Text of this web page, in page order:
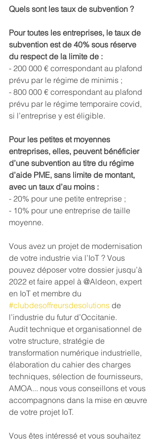
Quels sont les taux de subvention ?
Pour toutes les entreprises, le taux de
subvention est de 40% sous réserve
du respect de la limite de :
- 200 000 € correspondant au plafond
prévu par le régime de minimis ;
- 800 000 € correspondant au plafond
prévu par le régime temporaire covid,
si l’entreprise y est éligible.
Pour les petites et moyennes
entreprises, elles, peuvent bénéficier
d’une subvention au titre du régime
d’aide PME, sans limite de montant,
avec un taux d’au moins :
- 20% pour une petite entreprise ;
- 10% pour une entreprise de taille
moyenne.
Vous avez un projet de modernisation
de votre industrie via l’IoT ? Vous
pouvez déposer votre dossier jusqu’à
2022 et faire appel à @Aldeon, expert
en IoT et membre du
#clubdesoffreursdesolutions de
l’industrie du futur d’Occitanie.
Audit technique et organisationnel de
votre structure, stratégie de
transformation numérique industrielle,
élaboration du cahier des charges
techniques, sélection de fournisseurs,
AMOA... nous vous conseillons et vous
accompagnons dans la mise en œuvre
de votre projet IoT.
Vous êtes intéressé et vous souhaitez